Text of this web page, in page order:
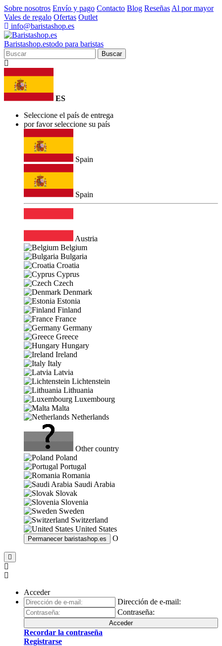
Sobre nosotros Envío y pago Contacto Blog Reseñas Al por mayor
Vales de regalo Ofertas Outlet
info@baristashop.es
Baristashop.estodo para baristas
Buscar
ES
Seleccione el país de entrega
por favor seleccione su país
Spain
Spain
Austria
Belgium
Bulgaria
Croatia
Cyprus
Czech
Denmark
Estonia
Finland
France
Germany
Greece
Hungary
Ireland
Italy
Latvia
Lichtenstein
Lithuania
Luxembourg
Malta
Netherlands
Other country
Poland
Portugal
Romania
Saudi Arabia
Slovak
Slovenia
Sweden
Switzerland
United States
Permanecer baristashop.es O
Acceder
Dirección de e-mail:
Contraseña:
Acceder
Recordar la contraseña
Registrarse